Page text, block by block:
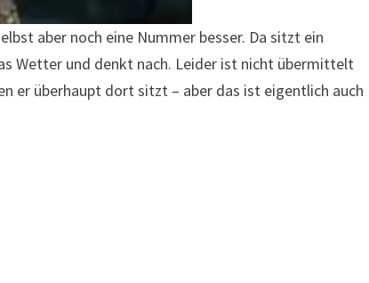
aber noch eine Nummer besser. Da sitzt ein
Wetter und denkt nach. Leider ist nicht übermittelt
er überhaupt dort sitzt – aber das ist eigentlich auch